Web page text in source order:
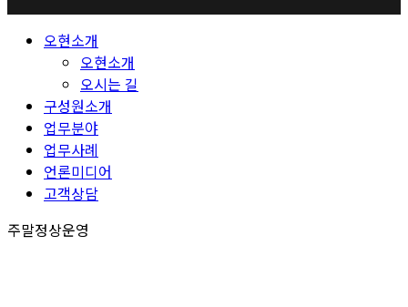
Close 오현소개
오현소개
오시는 길
구성원소개
업무분야
업무사례
언론미디어
고객상담
주말정상운영